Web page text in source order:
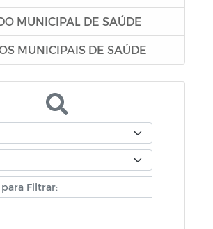
MUNICIPAL DE SAÚDE
MUNICIPAIS DE SAÚDE